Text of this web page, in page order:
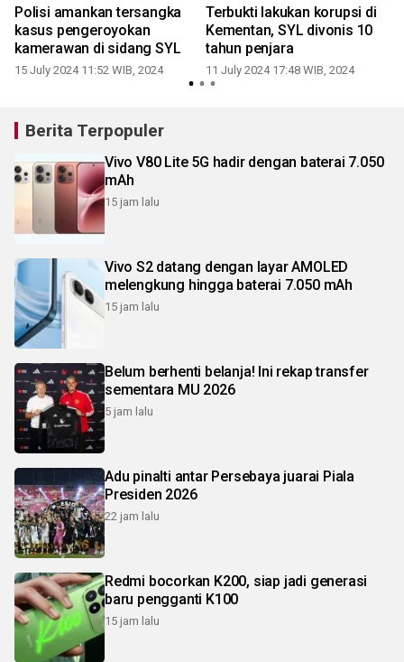
Polisi amankan tersangka
kasus pengeroyokan
kamerawan di sidang SYL
15 July 2024 11:52 WIB, 2024
Terbukti lakukan korupsi di
Kementan, SYL divonis 10
tahun penjara
11 July 2024 17:48 WIB, 2024
Berita Terpopuler
Vivo V80 Lite 5G hadir dengan baterai 7.050
mAh
15 jam lalu
Vivo S2 datang dengan layar AMOLED
melengkung hingga baterai 7.050 mAh
15 jam lalu
Belum berhenti belanja! Ini rekap transfer
sementara MU 2026
5 jam lalu
Adu pinalti antar Persebaya juarai Piala
Presiden 2026
22 jam lalu
Redmi bocorkan K200, siap jadi generasi
baru pengganti K100
15 jam lalu